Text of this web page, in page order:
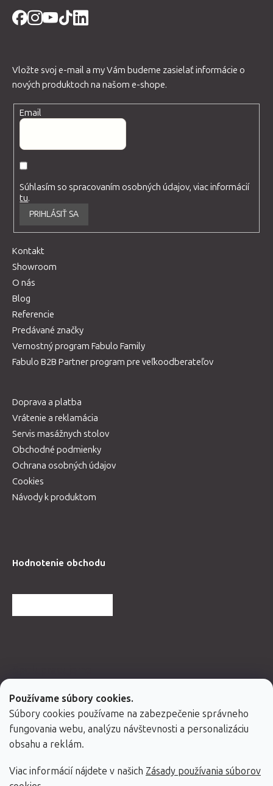
Používame súbory cookies.
Súbory cookies používame na zabezpečenie správneho
fungovania webu, analýzu návštevnosti a personalizáciu
obsahu a reklám.
Viac informácií nájdete v našich Zásady používania súborov
Vložte svoj e-mail a my Vám budeme zasielať informácie o
nových produktoch na našom e-shope.
Email
Súhlasím so spracovaním osobných údajov, viac informácií
tu.
PRIHLÁSIŤ SA
Kontakt
Showroom
O nás
Blog
Referencie
Predávané značky
Vernostný program Fabulo Family
Fabulo B2B Partner program pre veľkoodberateľov
Doprava a platba
Vrátenie a reklamácia
Servis masážnych stolov
Obchodné podmienky
Ochrana osobných údajov
Cookies
Návody k produktom
Hodnotenie obchodu